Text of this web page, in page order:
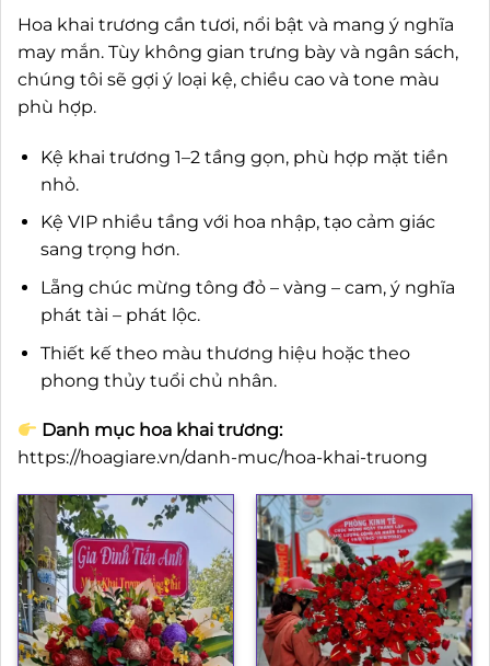
Hoa khai trương cần tươi, nổi bật và mang ý nghĩa
may mắn. Tùy không gian trưng bày và ngân sách,
chúng tôi sẽ gợi ý loại kệ, chiều cao và tone màu
phù hợp.
Kệ khai trương 1–2 tầng gọn, phù hợp mặt tiền
nhỏ.
Kệ VIP nhiều tầng với hoa nhập, tạo cảm giác
sang trọng hơn.
Lẵng chúc mừng tông đỏ – vàng – cam, ý nghĩa
phát tài – phát lộc.
Thiết kế theo màu thương hiệu hoặc theo
phong thủy tuổi chủ nhân.
Danh mục hoa khai trương:
https://hoagiare.vn/danh-muc/hoa-khai-truong